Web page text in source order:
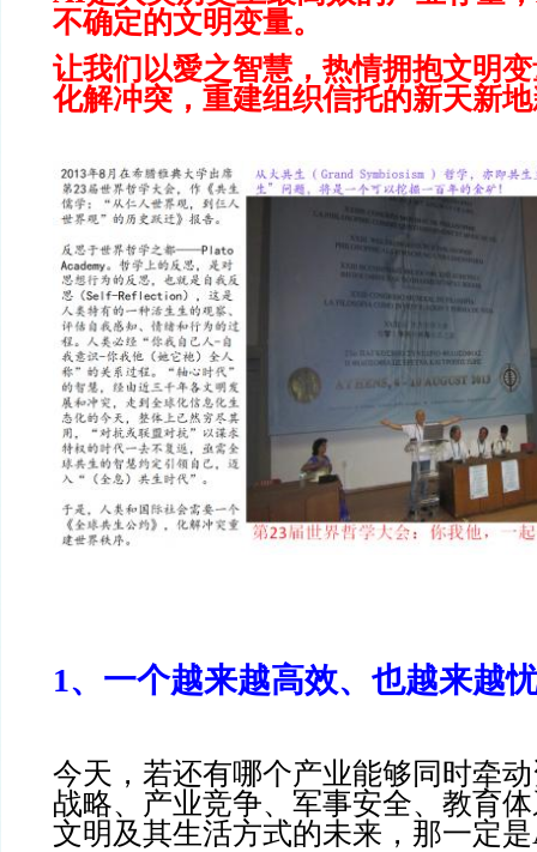
不确定的文明变量。
让我们以愛之智慧，热情拥抱文明
化解冲突，重建组织信托的新天新
1、一个越来越高效、也越来越
今天，若还有哪个产业能够同时牵
战略、产业竞争、军事安全、教育
文明及其生活方式的未来，那一定